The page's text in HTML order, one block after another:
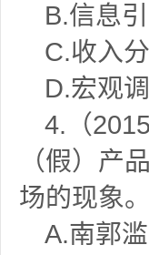
B.信息
C.收入
D.宏观
4. （
（假）产
场的现象
A.南郭